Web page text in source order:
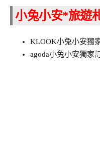
小兔小安*旅遊
KLOOK小兔小安獨
agoda小兔小安獨家